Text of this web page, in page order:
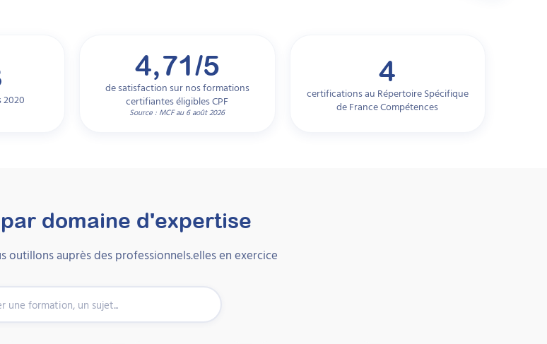
2020
4,71/5
de satisfaction sur nos formations
certifiantes éligibles CPF
Source : MCF au 6 août 2026
4
certifications au Répertoire Spécifique
de France Compétences
domaine d'expertise
outillons auprès des professionnels.elles en exercice